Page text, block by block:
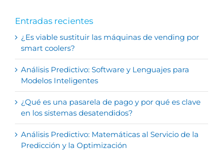
Entradas recientes
¿Es viable sustituir las máquinas de vending por
smart coolers?
Análisis Predictivo: Software y Lenguajes para
Modelos Inteligentes
¿Qué es una pasarela de pago y por qué es clave
en los sistemas desatendidos?
Análisis Predictivo: Matemáticas al Servicio de la
Predicción y la Optimización